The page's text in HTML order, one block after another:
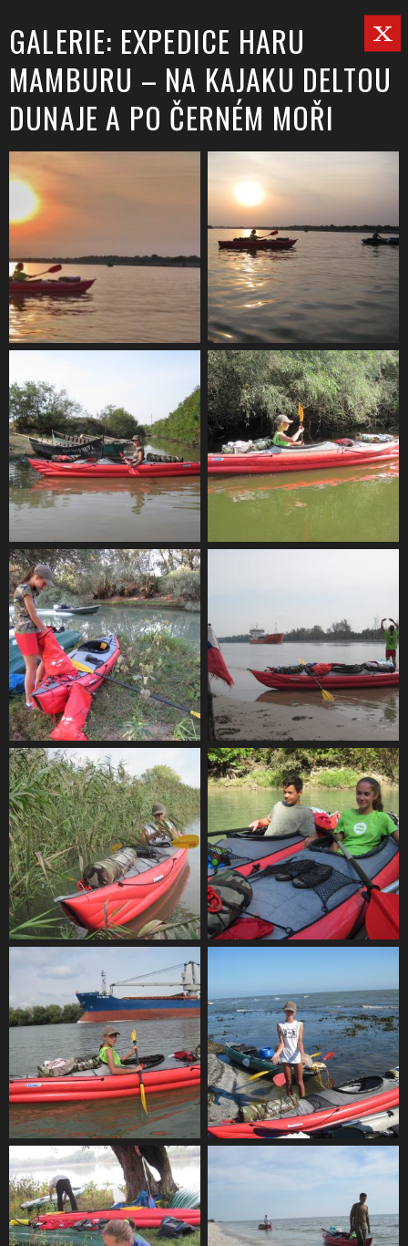
GALERIE: EXPEDICE HARU
MAMBURU – NA KAJAKU DELTOU
DUNAJE A PO ČERNÉM MOŘI